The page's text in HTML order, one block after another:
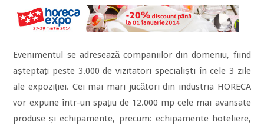
Evenimentul se adresează companiilor din domeniu, fiind
așteptați peste 3.000 de vizitatori specialiști în cele 3 zile
ale expoziției. Cei mai mari jucători din industria HORECA
vor expune într-un spațiu de 12.000 mp cele mai avansate
produse și echipamente, precum: echipamente hoteliere,